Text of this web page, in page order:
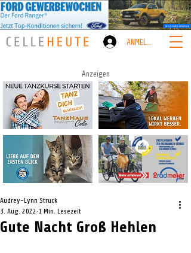
ANMELDEN
Anzeigen
Gute Nacht Groß Hehlen
Audrey-Lynn Struck
3. Aug. 2022 1 Min. Lesezeit